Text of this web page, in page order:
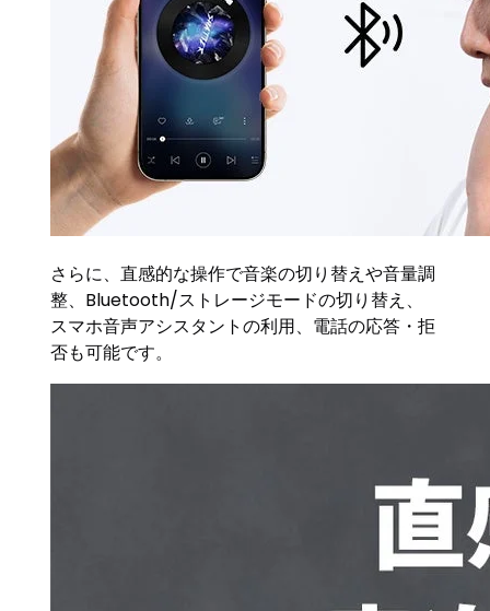
さらに、直感的な操作で音楽の切り替えや音量調
整、Bluetooth/ストレージモードの切り替え、
スマホ音声アシスタントの利用、電話の応答・拒
否も可能です。